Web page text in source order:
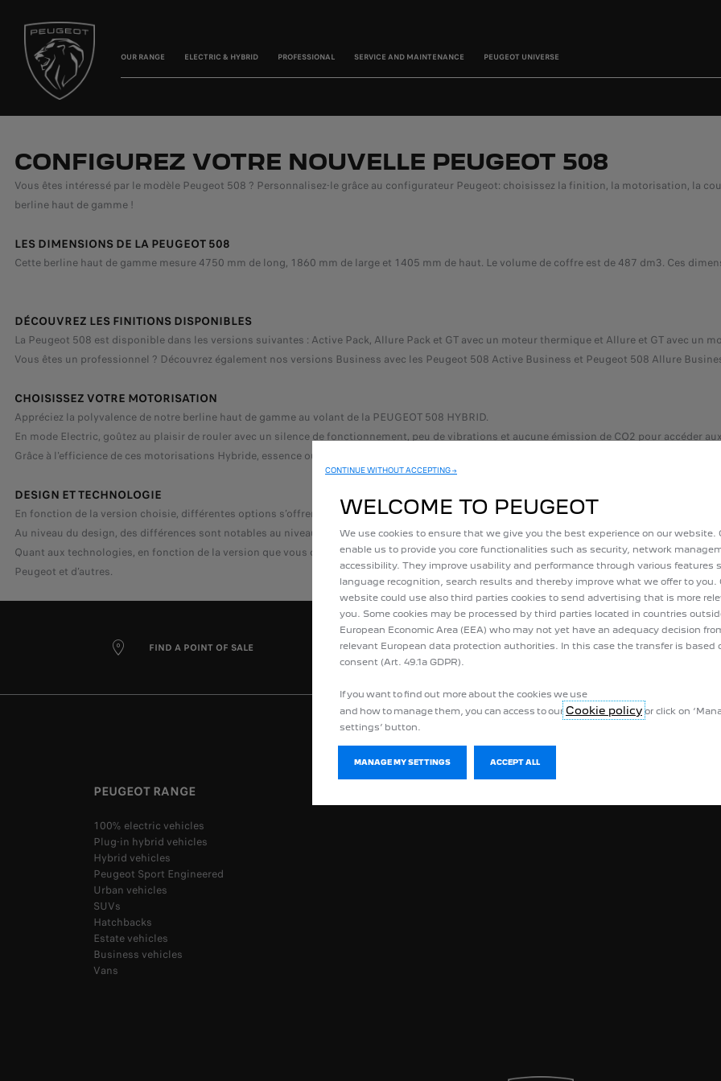
OUR RANGE ELECTRIC & HYBRID PROFESSIONAL SERVICE AND MAINTENANCE PEUGEOT UNIVERSE
CONFIGUREZ VOTRE NOUVELLE PEUGEOT 508
Vous êtes intéressé par le modèle Peugeot 508 ? Personnalisez-le grâce au configurateur Peugeot: choisissez la finition, la motorisation, la
berline haut de gamme !
LES DIMENSIONS DE LA PEUGEOT 508
Cette berline haut de gamme mesure 4750 mm de long, 1860 mm de large et 1405 mm de haut. Le volume de coffre est de 487 dm3. Ces
DÉCOUVREZ LES FINITIONS DISPONIBLES
La Peugeot 508 est disponible dans les versions suivantes : Active Pack, Allure Pack et GT avec un moteur thermique et Allure et GT avec un
Vous êtes un professionnel ? Découvrez également nos versions Business avec les Peugeot 508 Active Business et Peugeot 508 Allure
CHOISISSEZ VOTRE MOTORISATION
Appréciez la polyvalence de notre berline haut de gamme au volant de la PEUGEOT 508 HYBRID.
En mode Electric, goûtez au plaisir de rouler avec un silence de fonctionnement, peu de vibrations et aucune émission de CO2 pour accéder
Grâce à l'efficience de ces motorisations Hybride, essence ou diesel, la PEUGEOT 508 promet une conduite souple et une tenue de route
DESIGN ET TECHNOLOGIE
En fonction de la version choisie, différentes options s’offrent également à vous, au niveau du design notamment mais également au niveau
Au niveau du design, des différences sont notables au niveau des jantes, du volant, des phares LED ainsi que les finitions présentes sur le
Quant aux technologies, en fonction de la version que vous choisirez, certaines technologies de base seront inclues comme le Peugeot i-
Peugeot et d’autres.
FIND A POINT OF SALE BOOK A TEST DRIVE
PEUGEOT RANGE
100% electric vehicles
Plug-in hybrid vehicles
Hybrid vehicles
Peugeot Sport Engineered
Urban vehicles
SUVs
Hatchbacks
Estate vehicles
Business vehicles
Vans
CONTINUE WITHOUT ACCEPTING →
WELCOME TO PEUGEOT
We use cookies to ensure that we give you the best experience on our website.
enable us to provide you core functionalities such as security, network
accessibility. They improve usability and performance through various features
language recognition, search results and thereby improve what we offer to you.
website could use also third parties cookies to send advertising that is more
you. Some cookies may be processed by third parties located in countries
European Economic Area (EEA) who may not yet have an adequacy decision
relevant European data protection authorities. In this case the transfer is based
consent (Art. 49.1a GDPR).
If you want to find out more about the cookies we use
and how to manage them, you can access to our Cookie policy or click on
settings’ button.
MANAGE MY SETTINGS ACCEPT ALL